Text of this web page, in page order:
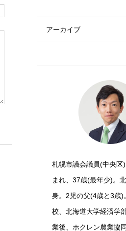
アーカイブ
札幌市議会議員(中央区
まれ、37歳(最年少)。
身。2児の父(4歳と3歳)
校、北海道大学経済学
業後、ホクレン農業協